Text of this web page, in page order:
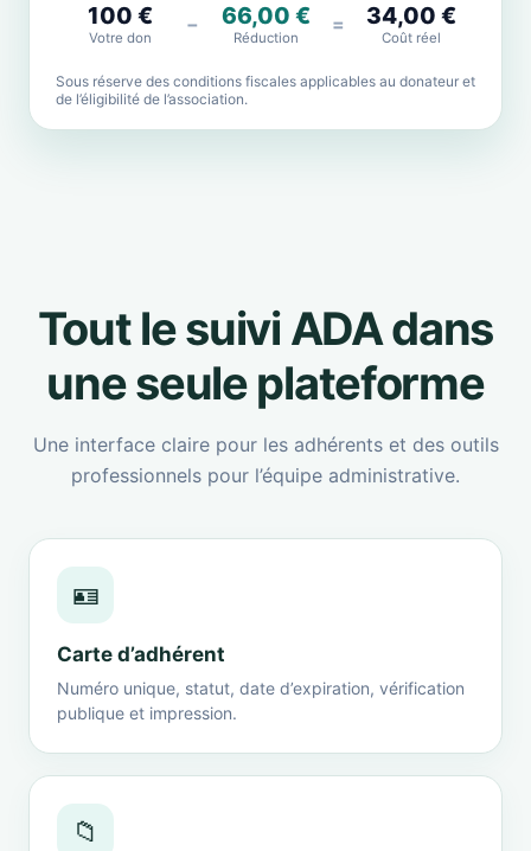
100 €
Votre don
− 66,00 €
Réduction
= 34,00 €
Coût réel
Sous réserve des conditions fiscales applicables au donateur et
de l’éligibilité de l’association.
Tout le suivi ADA dans
une seule plateforme
Une interface claire pour les adhérents et des outils
professionnels pour l’équipe administrative.
🪪
Carte d’adhérent
Numéro unique, statut, date d’expiration, vérification
publique et impression.
📁